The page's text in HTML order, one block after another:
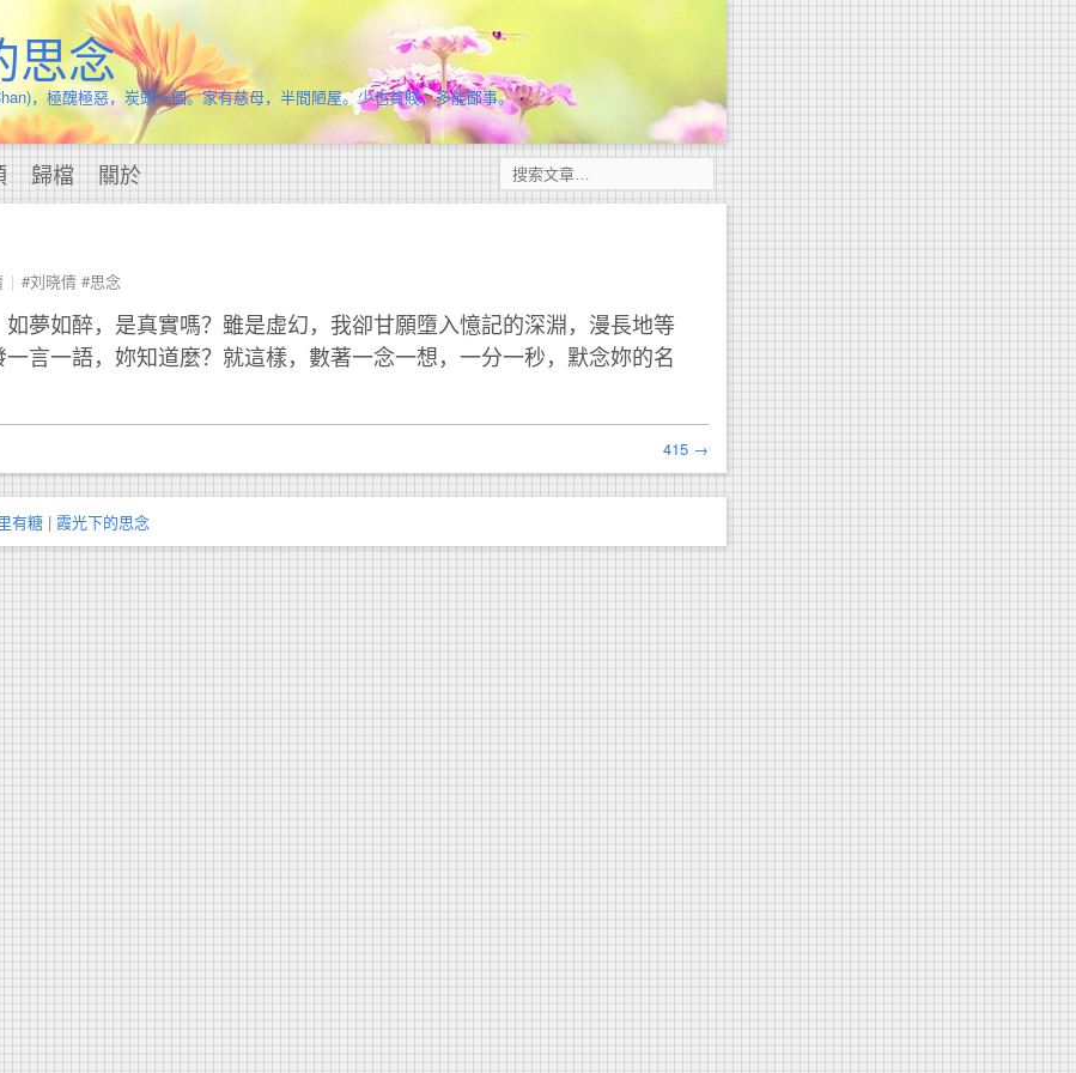
思念
，極醜極惡，炭頭一個。家有慈母，半間陋屋。少也貧賤，多能鄙事。
歸檔 關於
#刘晓倩 #思念
夢如醉，是真實嗎？雖是虛幻，我卻甘願墮入憶記的深淵，漫長地等
言一語，妳知道麼？就這樣，數著一念一想，一分一秒，默念妳的名
415 →
有糖 | 霞光下的思念